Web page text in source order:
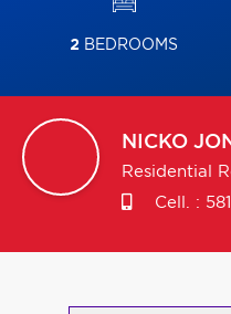
2 BEDROOMS
NICKO
Residential
Cell. :